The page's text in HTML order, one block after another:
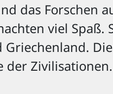
das Forschen
viel
der Zivilisationen.